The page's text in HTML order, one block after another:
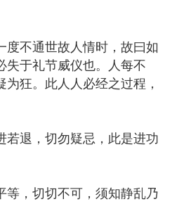
不通世故人情时，故曰如
失于礼节威仪也。人每不
狂。此人人必经之过程，
退，切勿疑忌，此是进功
，切切不可，须知静乱乃